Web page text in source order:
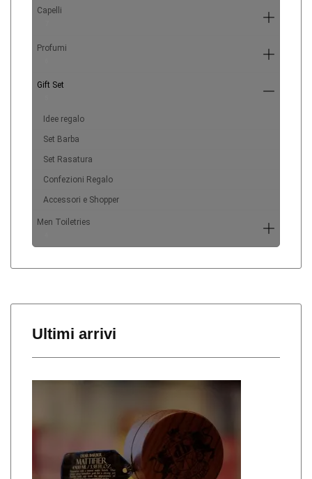
Capelli
Profumi
Gift Set
Idee regalo
Set Barba
Set Rasatura
Confezioni Regalo
Accessori e Shopper
Men Toiletries
Ultimi arrivi